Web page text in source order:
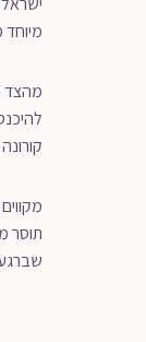
מיוחד
מהצד
קורונה
תוסר